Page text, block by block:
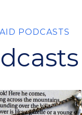
PODCASTS